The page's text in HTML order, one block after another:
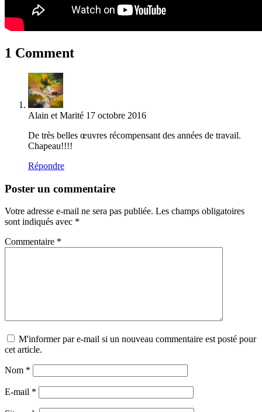
1 Comment
Alain et Marité 17 octobre 2016
De très belles œuvres récompensant des années de travail.
Chapeau!!!!
Répondre
Poster un commentaire
Votre adresse e-mail ne sera pas publiée. Les champs obligatoires
sont indiqués avec *
Commentaire *
M'informer par e-mail si un nouveau commentaire est posté pour
cet article.
Nom *
E-mail *